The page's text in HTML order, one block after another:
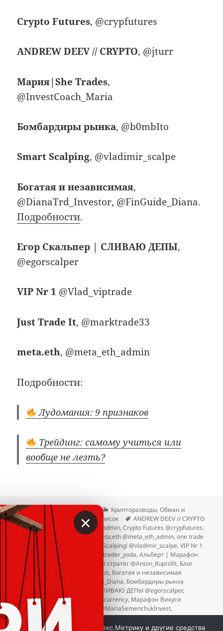
Crypto Futures, @crypfutures
ANDREW DEEV // CRYPTO, @jturr
Мария|She Trades,
@InvestCoach_Maria
Бомбардиры рынка, @b0mbIto
Smart Scalping, @vladimir_scalpe
Богатая и независимая,
@DianaTrd_Investor, @FinGuide_Diana.
Подробности.
Егор Скальпер | СЛИВАЮ ДЕПЫ,
@egorscalper
VIP Nr 1 @Vlad_viptrade
Just Trade It, @marktrade33
meta.eth, @meta_eth_admin
Подробности:
Лудомания: 9 признаков
Трейдинг: самому учиться или
вообще не лезть?
Опубликовано
12.04.2026 Автор
Вкладер Рубрики
Крипторазводы,Обман и
трейдинг
Отзывы ,Чёрный список Метки
ANDREW DEEV // CRYPTO
@jturr,Bagrov Trade @bagrov_admin,Crypto Futures @crypfutures,
Just Trade It @marktrade33
meta.eth @meta_eth_admin,one trade
money @timur_cryp1to
Smart Scalping! @vladimir_scalpe,VIP Nr 1
@Vlad_viptrade
Yoda Trader @trader_yoda,Альберт | Марафон
Х100 @albertx100
Банковский стратег @Anton_Ruprofit, Блог
маркетмейкера @tradeadminos, Богатая и независимая
@DianaTrd_Investor @FinGuide_Diana, Бомбардиры рынка
@b0mbIto
Егор Скальпер | СЛИВАЮ ДЕПЫ @egorscalper,
Марафон Silver Trade @pavel_currency, Марафон Викуси
@vikatred
Мария Семенчук @MariaSemenchukInvest,
Мария|She Trades @InvestCoach_Maria
Добавить комментарий
к записи Чёрный список зазывал в крипту
Мы используем куки, Яндекс.Метрику и другие средства
×